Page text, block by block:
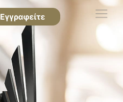
Εγγραφείτε